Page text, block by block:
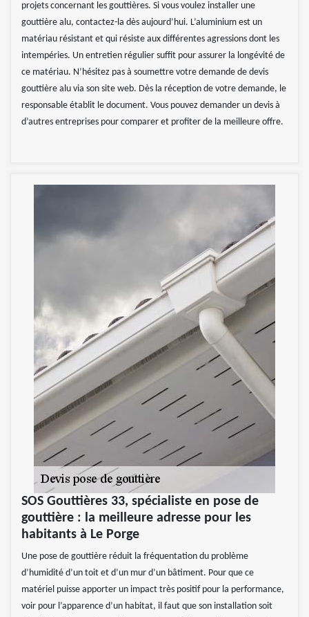
projets concernant les gouttières. Si vous voulez installer une
gouttière alu, contactez-la dès aujourd’hui. L’aluminium est un
matériau résistant et qui résiste aux différentes agressions dont les
intempéries. Un entretien régulier suffit pour assurer la longévité de
ce matériau. N’hésitez pas à soumettre votre demande de devis
gouttière alu via son site web. Dès la réception de votre demande, le
responsable établit le document. Vous pouvez demander un devis à
d’autres entreprises pour comparer et profiter de la meilleure offre.
SOS Gouttières 33, spécialiste en pose de
gouttière : la meilleure adresse pour les
habitants à Le Porge
Une pose de gouttière réduit la fréquentation du problème
d’humidité d’un toit et d’un mur d’un bâtiment. Pour que ce
matériel puisse apporter un impact très positif pour la performance,
voir pour l’apparence d’un habitat, il faut que son installation soit